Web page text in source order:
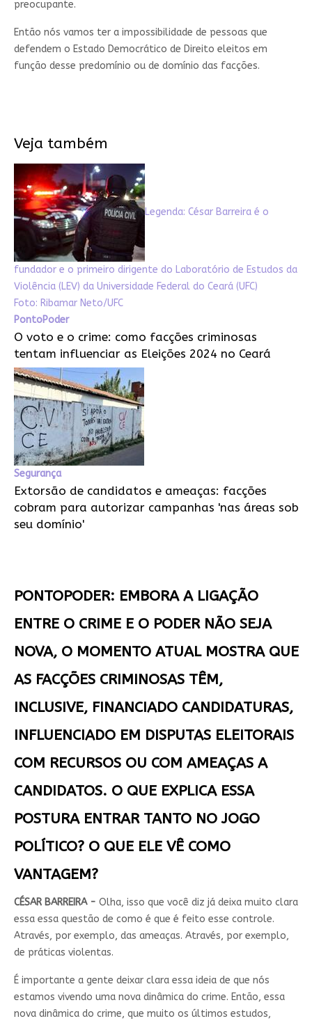
preocupante.
Então nós vamos ter a impossibilidade de pessoas que
defendem o Estado Democrático de Direito eleitos em
função desse predomínio ou de domínio das facções.
Veja também
Legenda: César Barreira é o
fundador e o primeiro dirigente do Laboratório de Estudos da
Violência (LEV) da Universidade Federal do Ceará (UFC)
Foto: Ribamar Neto/UFC
PontoPoder
O voto e o crime: como facções criminosas
tentam influenciar as Eleições 2024 no Ceará
Segurança
Extorsão de candidatos e ameaças: facções
cobram para autorizar campanhas 'nas áreas sob
seu domínio'
PONTOPODER: EMBORA A LIGAÇÃO
ENTRE O CRIME E O PODER NÃO SEJA
NOVA, O MOMENTO ATUAL MOSTRA QUE
AS FACÇÕES CRIMINOSAS TÊM,
INCLUSIVE, FINANCIADO CANDIDATURAS,
INFLUENCIADO EM DISPUTAS ELEITORAIS
COM RECURSOS OU COM AMEAÇAS A
CANDIDATOS. O QUE EXPLICA ESSA
POSTURA ENTRAR TANTO NO JOGO
POLÍTICO? O QUE ELE VÊ COMO
VANTAGEM?
CÉSAR BARREIRA - Olha, isso que você diz já deixa muito clara
essa essa questão de como é que é feito esse controle.
Através, por exemplo, das ameaças. Através, por exemplo,
de práticas violentas.
É importante a gente deixar clara essa ideia de que nós
estamos vivendo uma nova dinâmica do crime. Então, essa
nova dinâmica do crime, que muito os últimos estudos,